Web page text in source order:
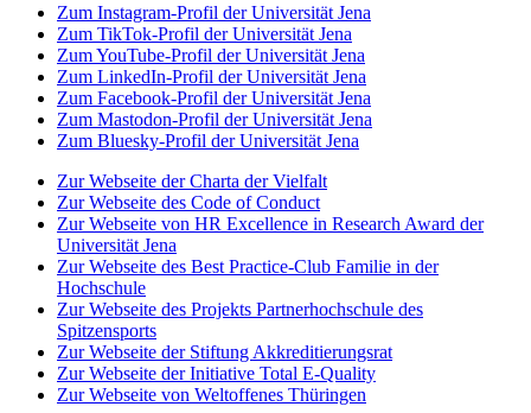
Zum Instagram-Profil der Universität Jena
Zum TikTok-Profil der Universität Jena
Zum YouTube-Profil der Universität Jena
Zum LinkedIn-Profil der Universität Jena
Zum Facebook-Profil der Universität Jena
Zum Mastodon-Profil der Universität Jena
Zum Bluesky-Profil der Universität Jena
Zur Webseite der Charta der Vielfalt
Zur Webseite des Code of Conduct
Zur Webseite von HR Excellence in Research Award der
Universität Jena
Zur Webseite des Best Practice-Club Familie in der
Hochschule
Zur Webseite des Projekts Partnerhochschule des
Spitzensports
Zur Webseite der Stiftung Akkreditierungsrat
Zur Webseite der Initiative Total E-Quality
Zur Webseite von Weltoffenes Thüringen